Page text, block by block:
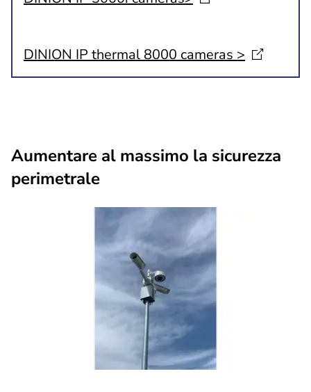
DINION IP thermal 8000 cameras >
Aumentare al massimo la sicurezza
perimetrale